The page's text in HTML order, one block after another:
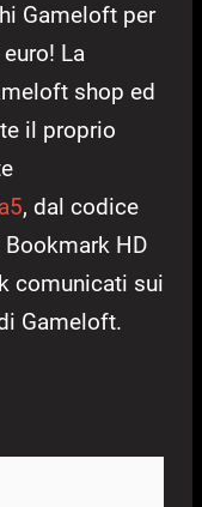
Gameloft per
La
shop ed
il proprio
, dal codice
HD
comunicati sui
Gameloft.